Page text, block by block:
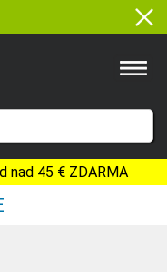
nad 45 € ZDARMA